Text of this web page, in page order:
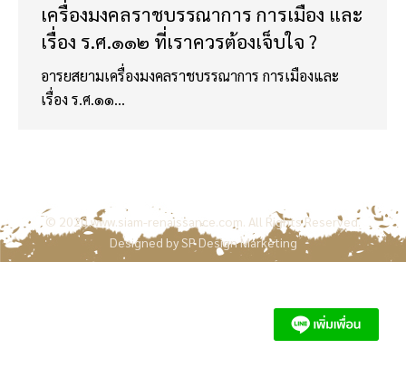
เครื่องมงคลราชบรรณาการ การเมือง และ
เรื่อง ร.ศ.๑๑๒ ที่เราควรต้องเจ็บใจ ?
อารยสยามเครื่องมงคลราชบรรณาการ การเมืองและ
เรื่อง ร.ศ.๑๑…
© 2020www.siam-renaissance.com. All Rights Reserved.
Designed bySP Design Marketing